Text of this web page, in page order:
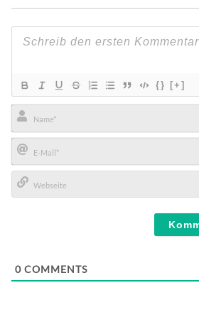
{} [+]
Name*
E-
Mail*
0 COMMENTS